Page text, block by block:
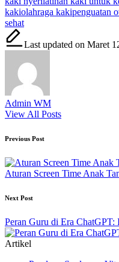
kakiolahraga kakipenguatan
sehat
Last updated on Maret
Admin WM
View All Posts
Post
navigation
Previous Post
Aturan Screen Time Anak
Next Post
Peran Guru di Era ChatGPT:
Artikel